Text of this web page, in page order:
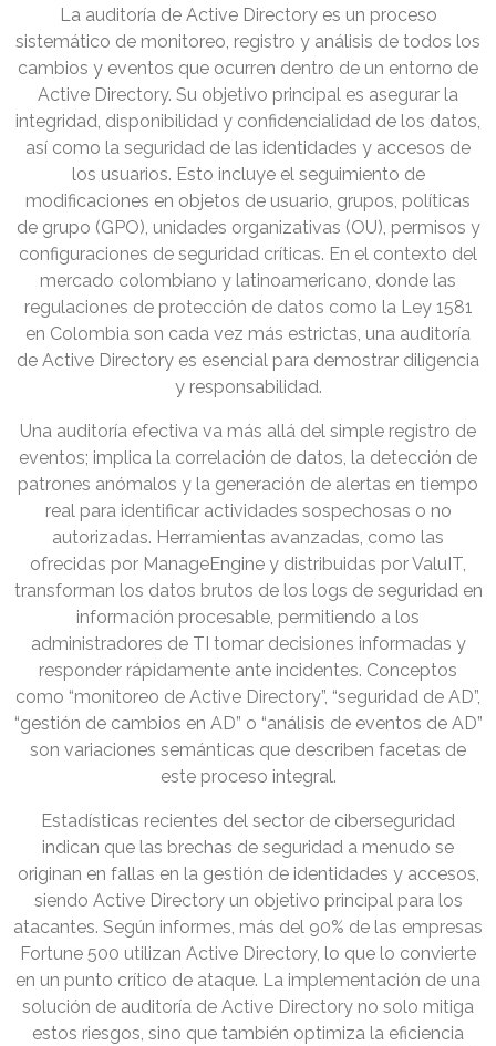
La auditoría de Active Directory es un proceso
sistemático de monitoreo, registro y análisis de todos los
cambios y eventos que ocurren dentro de un entorno de
Active Directory. Su objetivo principal es asegurar la
integridad, disponibilidad y confidencialidad de los datos,
así como la seguridad de las identidades y accesos de
los usuarios. Esto incluye el seguimiento de
modificaciones en objetos de usuario, grupos, políticas
de grupo (GPO), unidades organizativas (OU), permisos y
configuraciones de seguridad críticas. En el contexto del
mercado colombiano y latinoamericano, donde las
regulaciones de protección de datos como la Ley 1581
en Colombia son cada vez más estrictas, una auditoría
de Active Directory es esencial para demostrar diligencia
y responsabilidad.
Una auditoría efectiva va más allá del simple registro de
eventos; implica la correlación de datos, la detección de
patrones anómalos y la generación de alertas en tiempo
real para identificar actividades sospechosas o no
autorizadas. Herramientas avanzadas, como las
ofrecidas por ManageEngine y distribuidas por ValuIT,
transforman los datos brutos de los logs de seguridad en
información procesable, permitiendo a los
administradores de TI tomar decisiones informadas y
responder rápidamente ante incidentes. Conceptos
como “monitoreo de Active Directory”, “seguridad de AD”,
“gestión de cambios en AD” o “análisis de eventos de AD”
son variaciones semánticas que describen facetas de
este proceso integral.
Estadísticas recientes del sector de ciberseguridad
indican que las brechas de seguridad a menudo se
originan en fallas en la gestión de identidades y accesos,
siendo Active Directory un objetivo principal para los
atacantes. Según informes, más del 90% de las empresas
Fortune 500 utilizan Active Directory, lo que lo convierte
en un punto crítico de ataque. La implementación de una
solución de auditoría de Active Directory no solo mitiga
estos riesgos, sino que también optimiza la eficiencia